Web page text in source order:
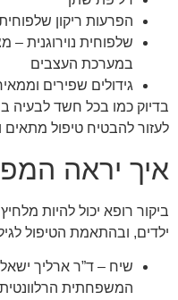
הפרעות ריקון
שלפוחית נוירוגנית
במערכת העצבים
גידולים שפירים
בדיוק כמו בכל חשד לבעיה
לעזור להבטיח טיפול
איך יראה
ביקור רופא יכול להיות
ילדים, ובהתאמת הטיפול
שיח – ד”ר ארליך
המשפחתית